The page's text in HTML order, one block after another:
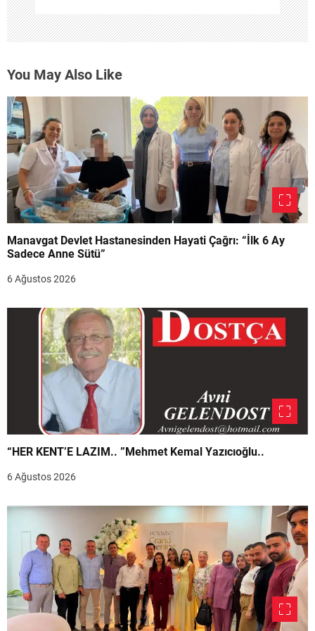
You May Also Like
Manavgat Devlet Hastanesinden Hayati Çağrı: “İlk 6 Ay
Sadece Anne Sütü”
6 Ağustos 2026
“HER KENT’E LAZIM.. ”Mehmet Kemal Yazıcıoğlu..
6 Ağustos 2026